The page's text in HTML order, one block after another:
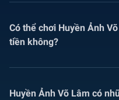
Có thể chơi Huyền Ảnh
tiền không?
Huyền Ảnh Võ Lâm có